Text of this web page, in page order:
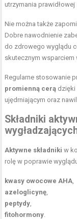
utrzymania
Nie można także
Dobre nawodnienie
do zdrowego wyglądu
skutecznym wsparciem
Regularne stosowanie
promienną cerą dzięki
ujędrniającym oraz
Składniki
Aktywne składniki w
rolę w poprawie
kwasy owocowe AHA,
azeloglicynę,
peptydy,
fitohormony.